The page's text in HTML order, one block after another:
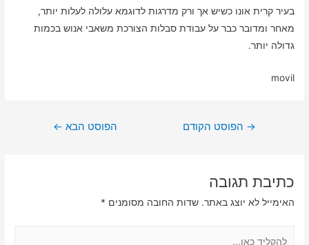
בעיר קרית אונו כשיש אך ורק מדרגות לדוגמא עלולה לעלות יותר,
מאחר ומדובר כבר על עבודת סבלות הצורכת משאבי אנוש בכמות
גדולה יותר.
movil
ניווט
→ הפוסט הקודם הפוסט הבא ←
כתיבת תגובה
האימייל לא יוצג באתר. שדות החובה מסומנים *